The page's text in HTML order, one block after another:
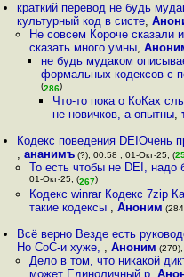
краткий перевод не будь
культурный код в систе,
Не совсем Короче сказали
сказать много умны,
не будь мудаком
формальных кодексов с
(286)
Что-то пока о КоКах
не новичков, а опытны,
Кодекс поведения DEIОчень
,ананимъ (?), 00:58 , 01-Окт-25, (
То есть чтобы не DEI, надо
01-Окт-25, (267)
Кодекс winrar Кодекс 7zip
такие кодексы , Аноним
Всё верно Везде есть
Но CoC-и хуже, ,Аноним
Дело в том, что никакой
может Единоличный р,